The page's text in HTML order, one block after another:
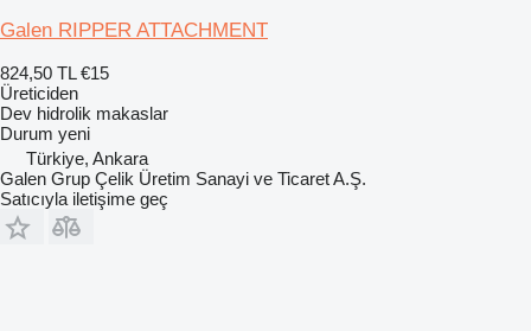
Galen RIPPER ATTACHMENT
824,50 TL €15
Üreticiden
Dev hidrolik makaslar
Durum yeni
Türkiye, Ankara
Galen Grup Çelik Üretim Sanayi ve Ticaret A.Ş.
Satıcıyla iletişime geç